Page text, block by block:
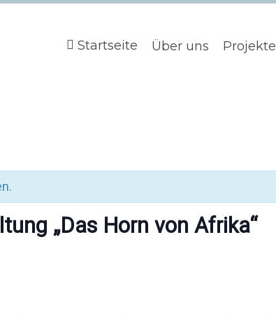
Startseite Über uns Projekte
„Das Horn von Afrika“